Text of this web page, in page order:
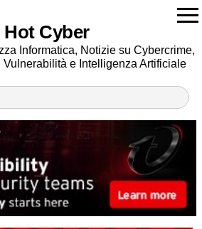
Hot Cyber
Informatica, Notizie su Cybercrime,
Vulnerabilità e Intelligenza Artificiale